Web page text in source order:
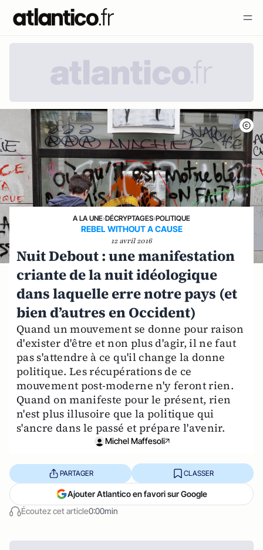
A LA UNE›DÉCRYPTAGES›POLITIQUE
REBEL WITHOUT A CAUSE
12 avril 2016
Nuit Debout : une manifestation
criante de la nuit idéologique
dans laquelle erre notre pays (et
bien d’autres en Occident)
Quand un mouvement se donne pour raison
d'exister d'être et non plus d'agir, il ne faut
pas s'attendre à ce qu'il change la donne
politique. Les récupérations de ce
mouvement post-moderne n'y feront rien.
Quand on manifeste pour le présent, rien
n'est plus illusoire que la politique qui
s'ancre dans le passé et prépare l'avenir.
Michel Maffesoli
Écoutez cet article0:00min
PARTAGER CLASSER
Ajouter Atlantico en favori sur Google